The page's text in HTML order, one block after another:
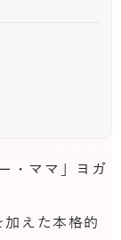
・ママ」ヨガ
えた本格的